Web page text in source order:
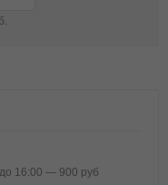
16:00 — 900 руб